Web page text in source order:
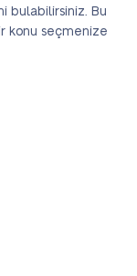
bulabilirsiniz. Bu
konu seçmenize